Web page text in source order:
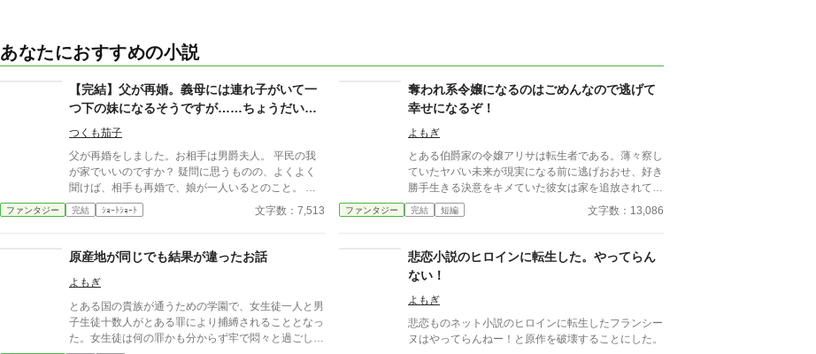
あなたにおすすめの小説
【完結】父が再婚。義母には連れ子がいて一
つ下の妹になるそうですが……ちょうだい癖
のある義妹に寮生活は無理なのでは？
つくも茄子
父が再婚をしました。お相手は男爵夫人。 平民の我
が家でいいのですか？ 疑問に思うものの、よくよく
聞けば、相手も再婚で、娘が一人いるとのこと。 義
妹はそれは美しい少女でした。義母に似たのでしょ
う。父も実娘をそっちのけで義妹にメロメロです。で
を欲しがるのです。「お義姉様、ちょうだい！」が口
て？もうすぐ、学園での寮生活に入るからです。少し
の間だけ我慢すれば済むこと。 学園では煩い家族が
いない分、のびのびと過ごせていたのですが、義妹が
入学してきました。 必ずしも入学しなければならな
い、というわけではありません。 勉強嫌いの義妹。
ファンタジー 完結 ｼｮｰﾄｼｮｰﾄ 文字数：7,513
奪われ系令嬢になるのはごめんなので逃げて
幸せになるぞ！
よもぎ
とある伯爵家の令嬢アリサは転生者である。薄々察し
ていたヤバい未来が現実になる前に逃げおおせ、好き
勝手生きる決意をキメていた彼女は家を追放されても
想定通りという顔で旅立つのだった。
ファンタジー 完結 短編 文字数：13,086
原産地が同じでも結果が違ったお話
よもぎ
とある国の貴族が通うための学園で、女生徒一人と男
子生徒十数人がとある罪により捕縛されることとなっ
た。女生徒は何の罪かも分からず牢で悶々と過ごして
悲恋小説のヒロインに転生した。やってらん
ない！
よもぎ
悲恋ものネット小説のヒロインに転生したフランシー
ヌはやってらんねー！と原作を破壊することにした。